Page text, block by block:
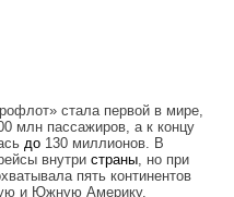
стала первой в мире,
млн пассажиров, а к концу
до 130 миллионов. В
внутри страны, но при
пять континентов
и Южную Америку.